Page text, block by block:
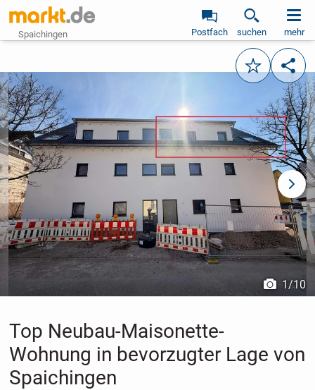
Spaichingen Postfach suchen mehr
Merken
vorheriges Bild
1/10
Top Neubau-Maisonette-
Wohnung in bevorzugter Lage von
Spaichingen